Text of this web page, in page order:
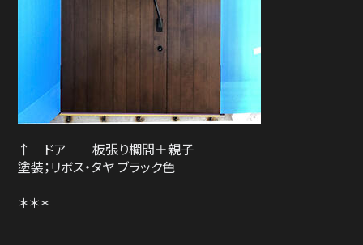
↑ ドア 板張り欄間＋親子
塗装；リボス・タヤ ブラック色
＊＊＊